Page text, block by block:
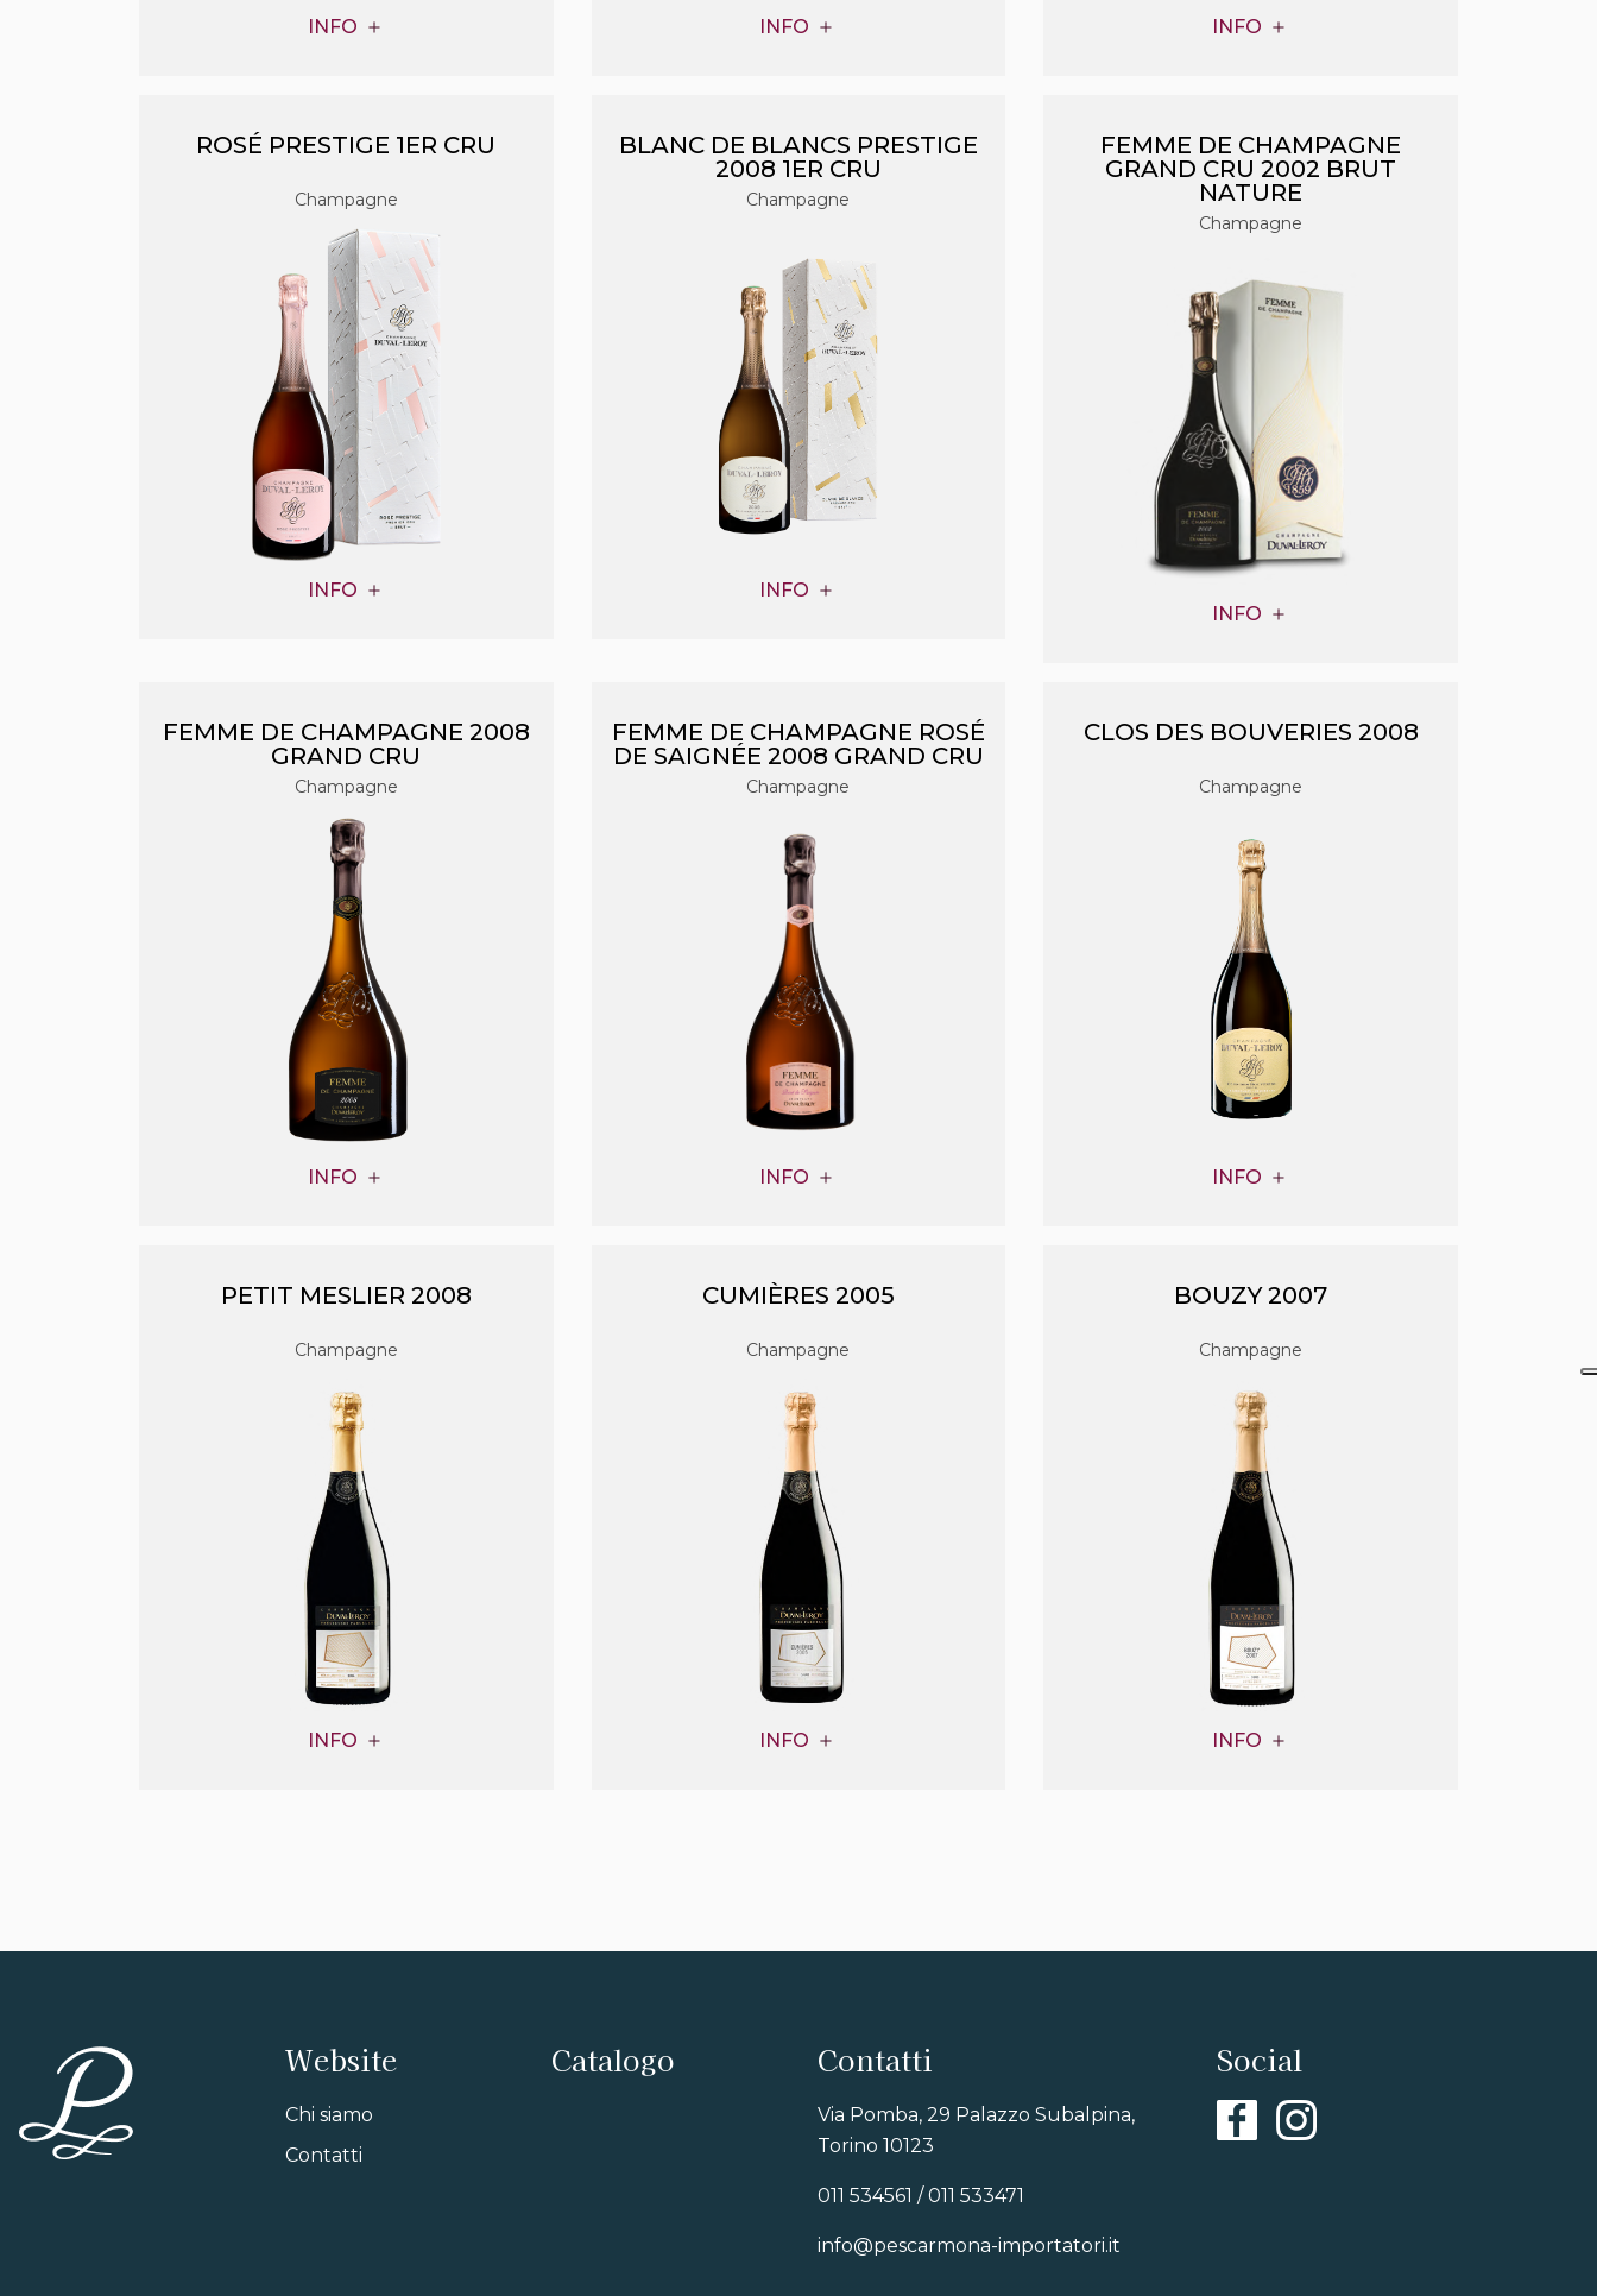
INFO INFO INFO
ROSÉ PRESTIGE 1ER CRU
Champagne
INFO
BLANC DE BLANCS PRESTIGE
2008 1ER CRU
Champagne
INFO
FEMME DE CHAMPAGNE
GRAND CRU 2002 BRUT
NATURE
Champagne
INFO
FEMME DE CHAMPAGNE 2008
GRAND CRU
Champagne
INFO
FEMME DE CHAMPAGNE ROSÉ
DE SAIGNÉE 2008 GRAND CRU
Champagne
INFO
CLOS DES BOUVERIES 2008
Champagne
INFO
PETIT MESLIER 2008
Champagne
INFO
CUMIÈRES 2005
Champagne
INFO
BOUZY 2007
Champagne
INFO
Website
Chi siamo
Contatti
Catalogo Contatti
Via Pomba, 29 Palazzo Subalpina,
Torino 10123
011 534561 / 011 533471
info@pescarmona-importatori.it
Social